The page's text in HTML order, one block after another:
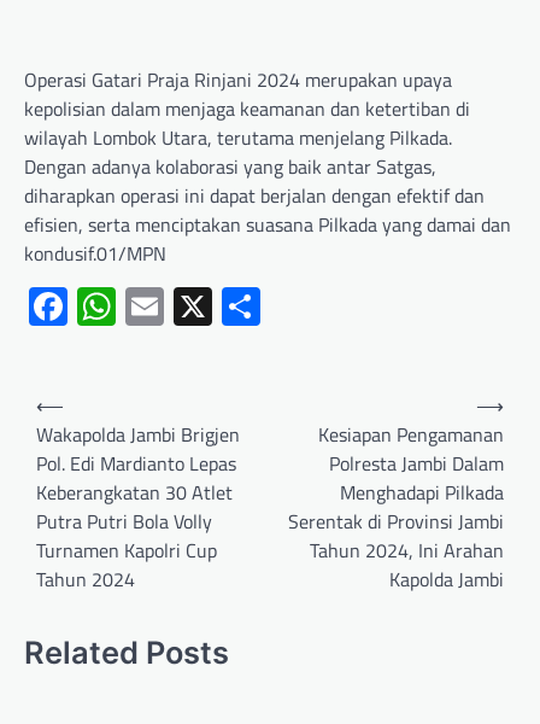
Operasi Gatari Praja Rinjani 2024 merupakan upaya
kepolisian dalam menjaga keamanan dan ketertiban di
wilayah Lombok Utara, terutama menjelang Pilkada.
Dengan adanya kolaborasi yang baik antar Satgas,
diharapkan operasi ini dapat berjalan dengan efektif dan
efisien, serta menciptakan suasana Pilkada yang damai dan
kondusif.01/MPN
Facebook
WhatsApp
Email
X
⟵
Wakapolda Jambi Brigjen
Pol. Edi Mardianto Lepas
Keberangkatan 30 Atlet
Putra Putri Bola Volly
Turnamen Kapolri Cup
Tahun 2024
Kesiapan Pengamanan
Polresta Jambi Dalam
Menghadapi Pilkada
Serentak di Provinsi Jambi
Tahun 2024, Ini Arahan
Kapolda Jambi
⟶
Related Posts